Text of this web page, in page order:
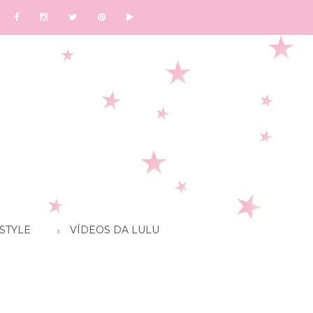
VÍDEOS DA LULU